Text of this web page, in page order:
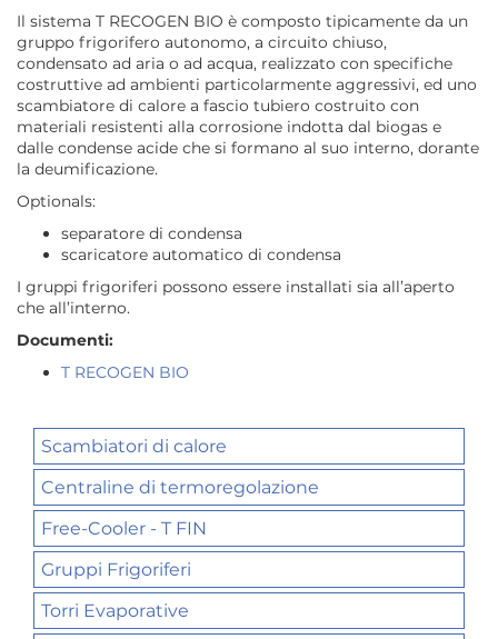
Il sistema T RECOGEN BIO è composto tipicamente da un
gruppo frigorifero autonomo, a circuito chiuso,
condensato ad aria o ad acqua, realizzato con specifiche
costruttive ad ambienti particolarmente aggressivi, ed uno
scambiatore di calore a fascio tubiero costruito con
materiali resistenti alla corrosione indotta dal biogas e
dalle condense acide che si formano al suo interno, dorante
la deumificazione.
Optionals:
separatore di condensa
scaricatore automatico di condensa
I gruppi frigoriferi possono essere installati sia all’aperto
che all’interno.
Documenti:
T RECOGEN BIO
Scambiatori di calore
Centraline di termoregolazione
Free-Cooler - T FIN
Gruppi Frigoriferi
Torri Evaporative